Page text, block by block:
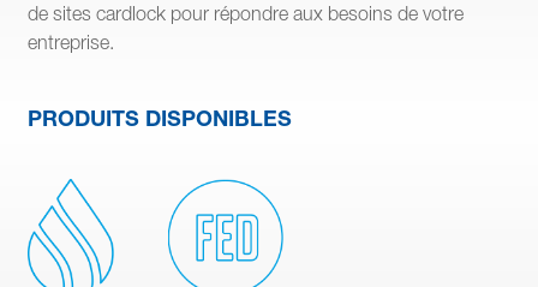
de sites cardlock pour répondre aux besoins de votre
entreprise.
PRODUITS DISPONIBLES